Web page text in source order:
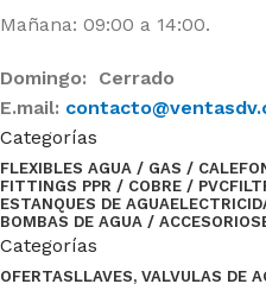
Mañana: 09:00 a 14:00.
Domingo: Cerrado
E.mail:
Categorías
FLEXIBLES AGUA / GAS /
FITTINGS PPR / COBRE / PVC
ESTANQUES DE AGUA
BOMBAS DE AGUA / ACCESORIOS
Categorías
OFERTASLLAVES, VALVULAS DE